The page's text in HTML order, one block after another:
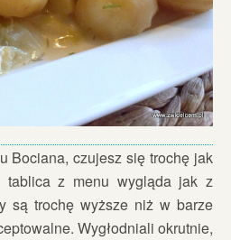
Bociana, czujesz się trochę jak
tablica z menu wygląda jak z
są trochę wyższe niż w barze
Wygłodniali okrutnie,